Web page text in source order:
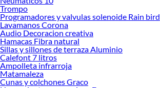
Trompo
Programadores y valvulas solenoide Rain bird
Lavamanos Corona
Audio Decoracion creativa
Hamacas Fibra natural
Sillas y sillones de terraza Aluminio
Calefont 7 litros
Ampolleta infrarroja
Matamaleza
Cunas y colchones Graco